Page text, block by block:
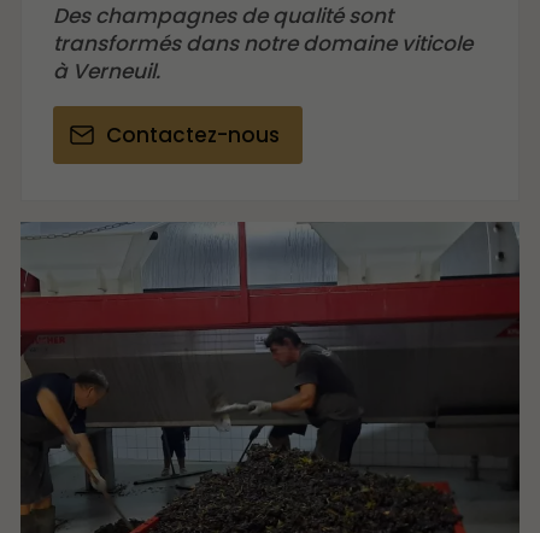
Des champagnes de qualité sont
transformés dans notre domaine viticole
à Verneuil.
Contactez-nous